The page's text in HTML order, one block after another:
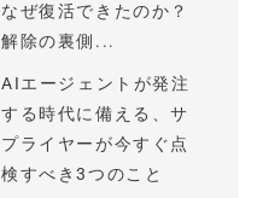
なぜ復活できたのか？
解除の裏側...
AIエージェントが発注
する時代に備える、サ
プライヤーが今すぐ点
検すべき3つのこと